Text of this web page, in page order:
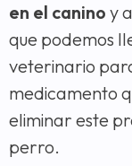
en el canino y
que podemos
veterinario
medicamento
eliminar este
perro.